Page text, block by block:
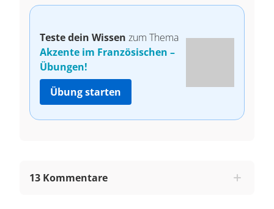
Teste dein Wissen zum Thema
Akzente im Französischen –
Übungen!
Übung starten
13 Kommentare